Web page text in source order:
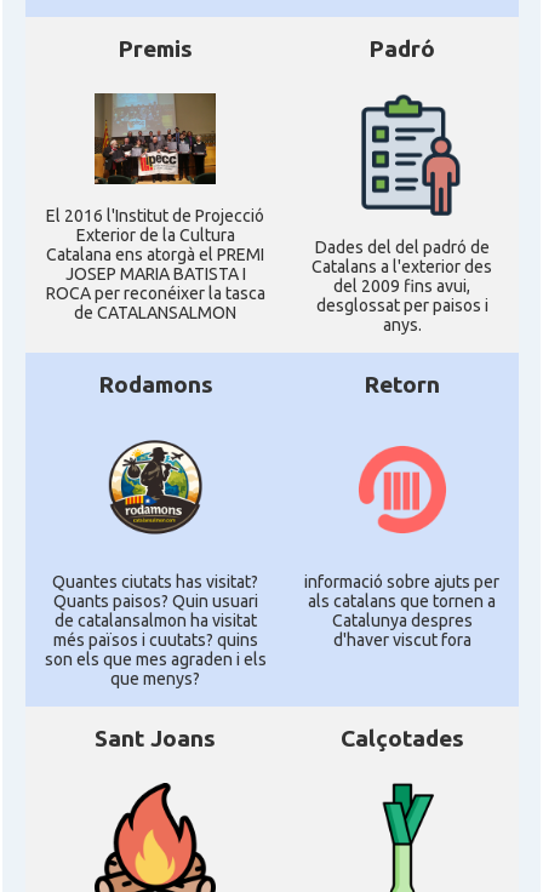
Premis
El 2016 l'Institut de Projecció
Exterior de la Cultura
Catalana ens atorgà el PREMI
JOSEP MARIA BATISTA I
ROCA per reconéixer la tasca
de CATALANSALMON
Padró
Dades del del padró de
Catalans a l'exterior des
del 2009 fins avui,
desglossat per paisos i
anys.
Rodamons
Quantes ciutats has visitat?
Quants paisos? Quin usuari
de catalansalmon ha visitat
més països i cuutats? quins
son els que mes agraden i els
que menys?
Retorn
informació sobre ajuts per
als catalans que tornen a
Catalunya despres
d'haver viscut fora
Sant Joans Calçotades